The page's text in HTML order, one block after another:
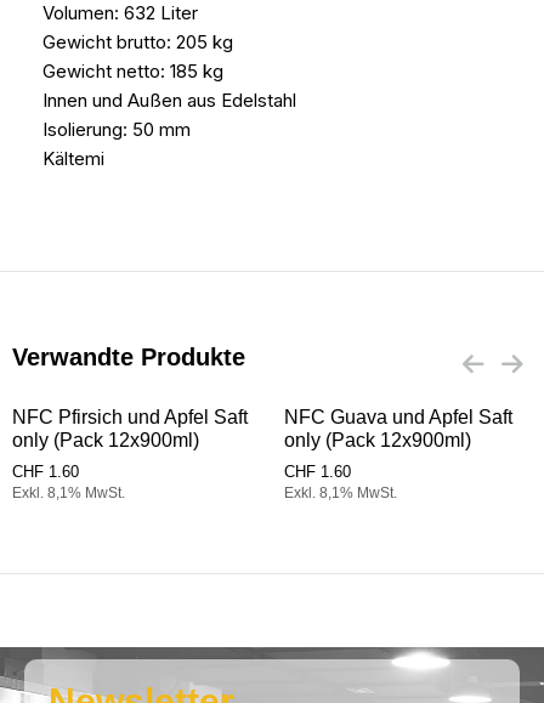
Volumen: 632 Liter
Gewicht brutto: 205 kg
Gewicht netto: 185 kg
Innen und Außen aus Edelstahl
Isolierung: 50 mm
Kältemi
Verwandte Produkte
NFC Pfirsich und Apfel Saft
only (Pack 12x900ml)
CHF 1.60
Exkl. 8,1% MwSt.
NFC Guava und Apfel Saft
only (Pack 12x900ml)
CHF 1.60
Exkl. 8,1% MwSt.